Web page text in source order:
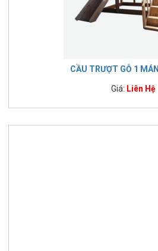
CẦU TRƯỢT GỖ 1
Giá: Liên Hệ